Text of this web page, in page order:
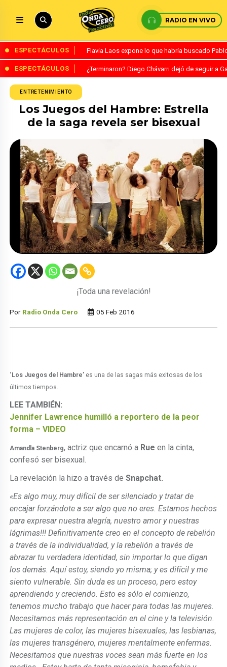
RADIO EN VIVO
ESPECTÁCULOS Flavia Laos expone lo que habría buscado
ESPECTÁCULOS ¿Terminaron? Diego Chávarri dejó de seguir a
ENTRETENIMIENTO
Los Juegos del Hambre: Estrella
de la saga revela ser bisexual
¡Toda una revelación!
Por Radio Onda Cero 05 Feb 2016
‘Los Juegos del Hambre’ es una de las sagas más exitosas de los
últimos tiempos.
LEE TAMBIÉN:
Jennifer Lawrence humilló a reportero de la peor
forma – VIDEO
Amandla Stenberg, actriz que encarnó a Rue en la cinta,
confesó ser bisexual.
La revelación la hizo a través deSnapchat.
«Es algo muy, muy difícil de ser silenciado y tratar de
encajar forzándote a ser algo que no eres. Estamos hechos
para expresar nuestra alegría, nuestro amor y nuestras
lágrimas!!! Definitivamente creo en el concepto de rebelión
a través de la individualidad, y la rebelión a través de
abrazar tu verdadera identidad, sin importar lo que digan
los demás. Aquí estoy, siendo yo misma; y es difícil y me
siento vulnerable. Sin duda es un proceso, pero estoy
aprendiendo y creciendo. Esto es sólo el comienzo,
tenemos mucho trabajo que hacer para todas las mujeres.
Necesitamos más representación en el cine y la televisión.
Las mujeres de color, las mujeres bisexuales, las lesbianas,
las mujeres transgénero, mujeres mentalmente enfermas.
Necesitamos que nuestras voces sean más fuerte en los